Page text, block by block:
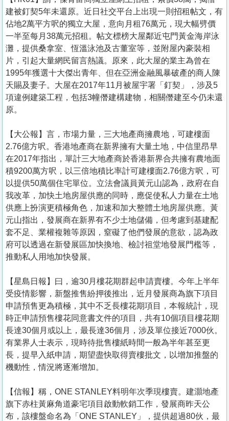
建被釘契5年未還原。近日社交平台上出現一則招租帖文，有
佔地2萬平方呎的獨立大屋，意向月租76萬元，現大幅劈價
一半至每月38萬元招租。帖文標榜大屋鄰近屯門黃金海岸泳
灘，提供桑拿室、恆溫泳池及古董室等，並附屋內豪裝相
片，引起大量網民留言熱議。原來，此大屋的業主為曾在
1995年獲選十大傑出青年、但在亞洲金融風暴破產的商人陳
天賜及妻子。大屋在2017年11月被屋宇署「釘契」，涉及5
項違例建築工程，包括3幢僭建構建物，相關僭建至今仍未還
原。
【大公報】言， 市場力量，三大地產商擁農地，可建樓面
2.76億方呎。香港地產商在新界擁有大量土地，中信里昂早
在2017年指出，單計三大地產商於香港新界合共擁有農地面
積9200萬方呎，以三倍地積比率計可建樓面2.76億方呎，可
以提供50萬個住宅單位。立法會議員黃元山認為，政府在自
我改革，加快土地房屋供應的同時，應促使私人力量在土地
供應上扮演更積極角色，加速和加大整體土地房屋供應。黃
元山指出，發展商在新界有不少土地儲備，但考慮到基建配
套不足、業權複雜等原因，窒礙了他們發展的意欲，認為政
府可以透過在新發展區加快換地、檢討祖堂地發展門檻等，
推動私人用地加快發展。
【星島日報】曰，逾30月樓花期群起申請賣樓。今年上半年
受疫情影響，新盤推售紛押後推出，近月發展商為旗下項目
申請預售更為積極，其中不乏長樓花期項目，本報統計，現
時正申請預售樓花同意書文件的項目，共有10個項目樓花期
長達30個月或以上，最長達36個月，涉及單位接近7000伙。
有業界人士表示，現時待批售樓紙時間一般為半年甚至更
長，提早入紙申請，期望盡快取得賣樓批文，以增加推盤的
機動性，情況將逐漸增加。
【信報】稱，ONE STANLEY料明年次季現樓賣。建灝地產
旗下赤柱黃麻角道豪宅項目啟動軟銷工作，發展商昨天公
布，該樓盤命名為「ONE STANLEY」，提供超過80伙，最